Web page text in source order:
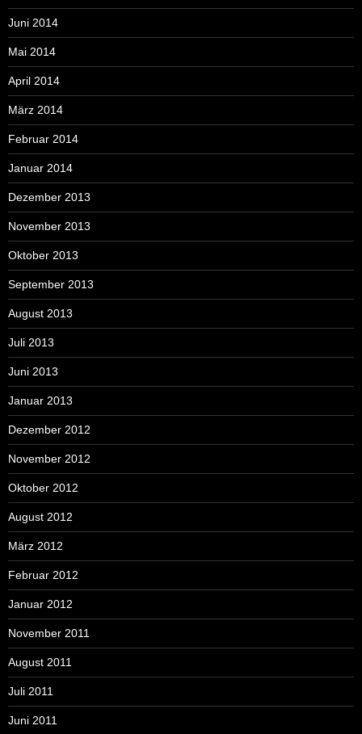
Juni 2014
Mai 2014
April 2014
März 2014
Februar 2014
Januar 2014
Dezember 2013
November 2013
Oktober 2013
September 2013
August 2013
Juli 2013
Juni 2013
Januar 2013
Dezember 2012
November 2012
Oktober 2012
August 2012
März 2012
Februar 2012
Januar 2012
November 2011
August 2011
Juli 2011
Juni 2011